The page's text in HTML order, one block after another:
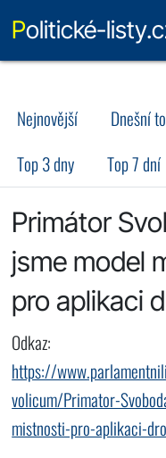
Politické-
Nejnovější Dnešní
Top 3 dny
Top 7 dní
Primátor
jsme model
pro aplikaci
Odkaz:
https://
volicum/Primator-
mistnosti-pro-aplikaci-